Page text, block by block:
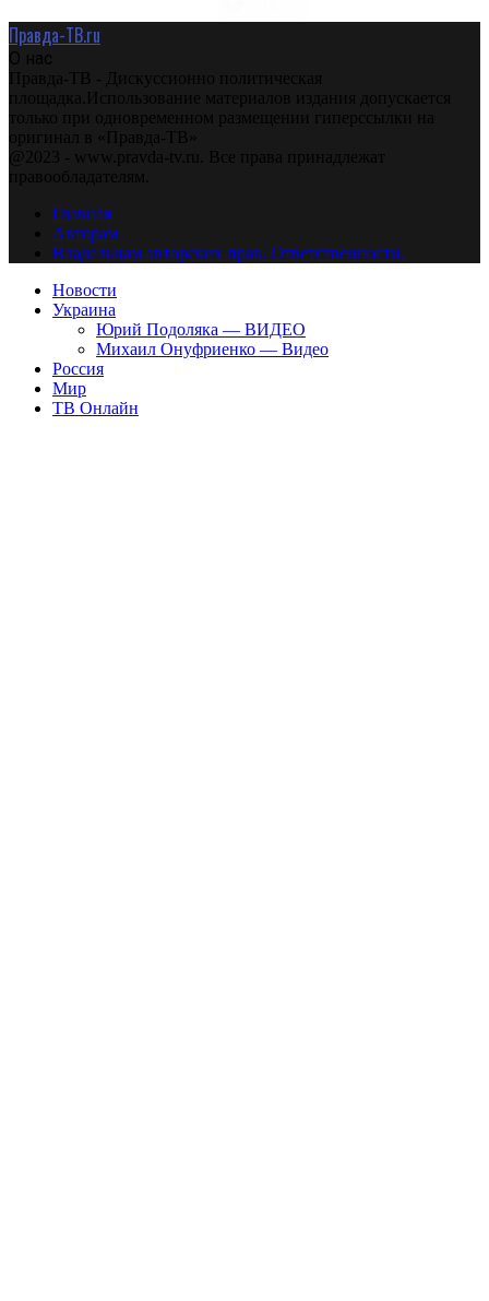
Правда-ТВ.ru
О нас
Правда-ТВ - Дискуссионно политическая
площадка.Использование материалов издания допускается
только при одновременном размещении гиперссылки на
оригинал в «Правда-ТВ»
@2023 - www.pravda-tv.ru. Все права принадлежат
правообладателям.
Главная
Авторам
Владельцам авторских прав. Ответственности.
Новости
Украина
Юрий Подоляка — ВИДЕО
Михаил Онуфриенко — Видео
Россия
Мир
ТВ Онлайн